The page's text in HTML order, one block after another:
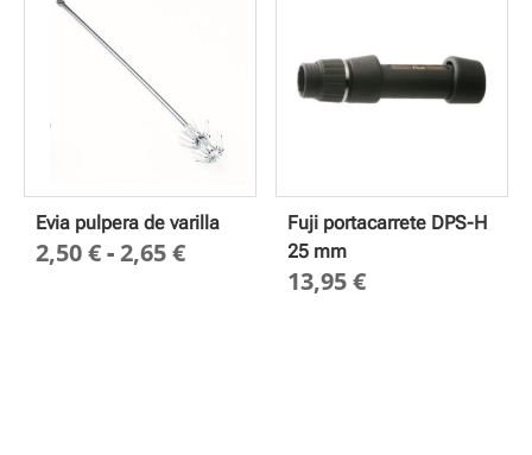
Evia pulpera de varilla
2,50€-2,65€Rango
Fuji portacarrete DPS-H
25 mm
13,95€